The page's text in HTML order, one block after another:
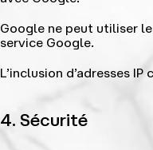
Google ne peut utiliser
service Google.
L’inclusion d’adresses
4. Sécurité